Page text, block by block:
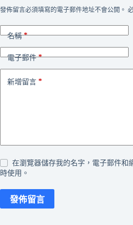
發佈留言必須填寫的電子郵件地址不會公開。
名稱*
電子郵件*
新增留言 *
在瀏覽器儲存我的名字，電子郵件和
時使用。
發佈留言